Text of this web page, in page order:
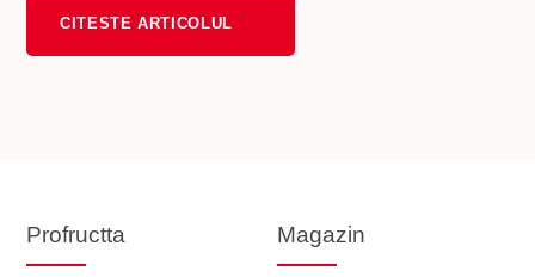
CITESTE ARTICOLUL
Profructta Magazin